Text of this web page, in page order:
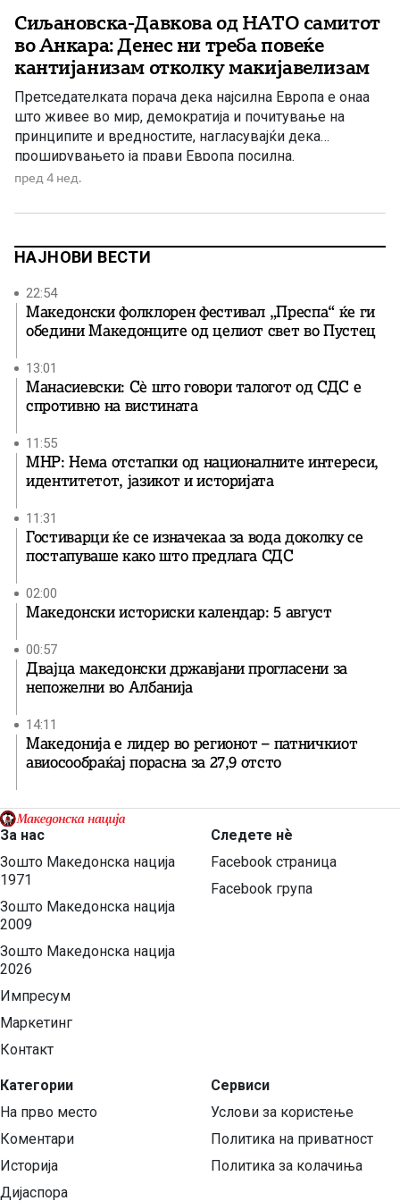
Сиљановска-Давкова од НАТО самитот
во Анкара: Денес ни треба повеќе
кантијанизам отколку макијавелизам
Претседателката порача дека најсилна Европа е онаа
што живее во мир, демократија и почитување на
принципите и вредностите, нагласувајќи дека
проширувањето ја прави Европа посилна.
Претседателката Гордана Сиљановска-Давкова,
порака за поголема посветеност на мирот,
оценувајќи дека современиот свет има потреба од
пред 4 нед.
НАЈНОВИ ВЕСТИ
22:54
Македонски фолклорен фестивал „Преспа“ ќе ги
обедини Македонците од целиот свет во Пустец
13:01
Манасиевски: Сè што говори талогот од СДС е
спротивно на вистината
11:55
МНР: Нема отстапки од националните интереси,
идентитетот, јазикот и историјата
11:31
Гостиварци ќе се изначекаа за вода доколку се
постапуваше како што предлага СДС
02:00
Македонски историски календар: 5 август
00:57
Двајца македонски државјани прогласени за
непожелни во Албанија
14:11
Македонија е лидер во регионот – патничкиот
авиосообраќај порасна за 27,9 отсто
За нас
Зошто Македонска нација
1971
Зошто Македонска нација
2009
Зошто Македонска нација
2026
Импресум
Маркетинг
Контакт
Категории
На прво место
Коментари
Историја
Дијаспора
Следете нѐ
Facebook страница
Facebook група
Сервиси
Услови за користење
Политика на приватност
Политика за колачиња